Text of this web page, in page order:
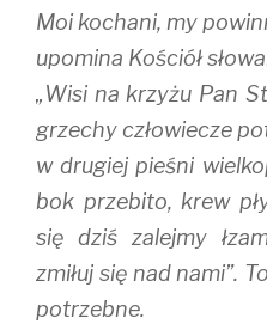
Moi kochani, my
upomina Kościół
„Wisi na krzyżu Pan
grzechy człowiecze
w drugiej pieśni
bok przebito, krew
się dziś zalejmy
zmiłuj się nad nami”.
potrzebne.